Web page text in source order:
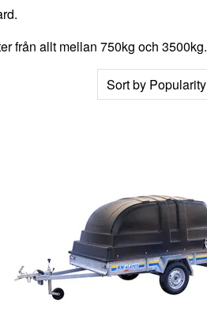
från allt mellan 750kg och 3500kg.